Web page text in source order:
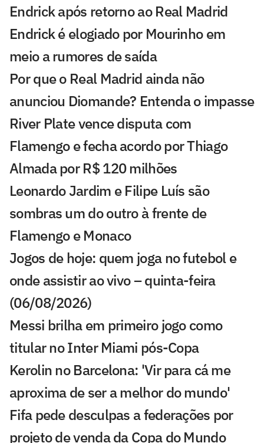
Endrick após retorno ao Real Madrid
Endrick é elogiado por Mourinho em
meio a rumores de saída
Por que o Real Madrid ainda não
anunciou Diomande? Entenda o impasse
River Plate vence disputa com
Flamengo e fecha acordo por Thiago
Almada por R$ 120 milhões
Leonardo Jardim e Filipe Luís são
sombras um do outro à frente de
Flamengo e Monaco
Jogos de hoje: quem joga no futebol e
onde assistir ao vivo – quinta-feira
(06/08/2026)
Messi brilha em primeiro jogo como
titular no Inter Miami pós-Copa
Kerolin no Barcelona: 'Vir para cá me
aproxima de ser a melhor do mundo'
Fifa pede desculpas a federações por
projeto de venda da Copa do Mundo